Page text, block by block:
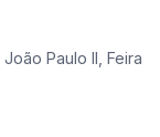
João Paulo II, Feira